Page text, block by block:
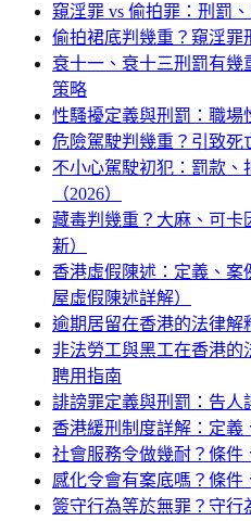
窺淫罪 vs 偷拍罪：刑罰
偷拍裙底判幾重？窺淫罪
衰十一、衰十三刑罰有幾
策略
性騷擾定義與刑罰：職場
危險駕駛判幾重？引致死
不小心駕駛初犯：罰款、
（2026）
藏毒判幾重？大麻、可卡
新）
香港虛假陳述：定義、案
屋虛假陳述詳解）
逾期居留在香港的法律解
非法勞工與黑工在香港的
聘用指南
誹謗罪定義與刑罰：告人
香港緩刑制度詳解：定義
社會服務令做幾耐？條件
感化令會有案底嗎？條
簽守行為等於無罪？守行